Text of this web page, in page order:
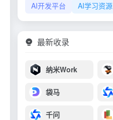
AI开发平台
AI学习资源
最新收录
纳米Work
袋马
千问